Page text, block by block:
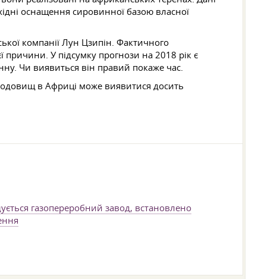
оснащення сировинної базою власної
компанії Лун Цзипін. Фактичного
У підсумку прогнози на 2018 рік є
Чи виявиться він правий покаже час.
в Африці може виявитися досить
газопереробний завод, встановлено